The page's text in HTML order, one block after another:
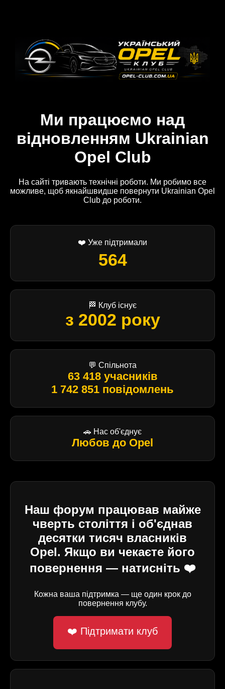
Ми працюємо над
відновленням Ukrainian
Opel Club
На сайті тривають технічні роботи. Ми робимо все
можливе, щоб якнайшвидше повернути Ukrainian Opel
Club до роботи.
❤️ Уже підтримали
564
🏁 Клуб існує
з 2002 року
💬 Спільнота
63 418 учасників
1 742 851 повідомлень
🚗 Нас об'єднує
Любов до Opel
Наш форум працював майже
чверть століття і об'єднав
десятки тисяч власників
Opel. Якщо ви чекаєте його
повернення — натисніть ❤️
Кожна ваша підтримка — ще один крок до
повернення клубу.
❤️ Підтримати клуб